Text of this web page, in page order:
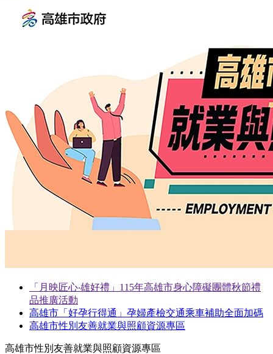
「月映匠心‧雄好禮」115年高雄市身心障礙團體秋節禮
品推廣活動
高雄市「好孕行得通」孕婦產檢交通乘車補助全面加碼
高雄市性別友善就業與照顧資源專區
高雄市性別友善就業與照顧資源專區